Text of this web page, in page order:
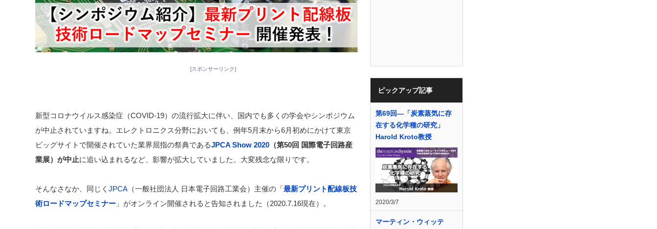
[スポンサーリンク]
新型コロナウイルス感染症（COVID-19）の流行拡大に伴い、国内でも多くの学会やシンポジウム
が中止されていますね。エレクトロニクス分野においても、例年5月末から6月初めにかけて東京
ビッグサイトで開催されていた業界屈指の祭典であるJPCA Show 2020 （第50回 国際電子回路産
業展）が中止に追い込まれるなど、影響が拡大していました。大変残念な限りです。
そんなさなか、同じく JPCA （一般社団法人 日本電子回路工業会）主催の「最新プリント配線板技
術ロードマップセミナー 」がオンライン開催されると告知されました（2020.7.16現在）。
ピックアップ記事
第69回―「炭素蒸気に存
在する化学種の研究」
Harold Kroto教授
2020/3/7
マーティン・ウィッテ